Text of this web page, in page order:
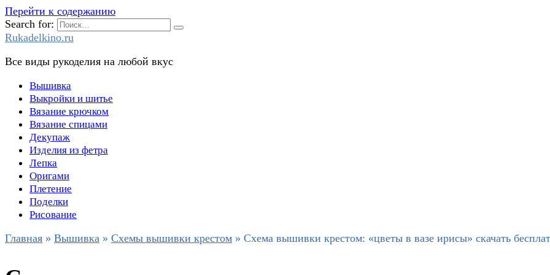
Перейти к содержанию
Search for:
Rukadelkino.ru
Все виды рукоделия на любой вкус
Вышивка
Выкройки и шитье
Вязание крючком
Вязание спицами
Декупаж
Изделия из фетра
Лепка
Оригами
Плетение
Поделки
Рисование
Главная » Вышивка » Схемы вышивки крестом » Схема вышивки крестом: «цветы в вазе ирисы» скачать